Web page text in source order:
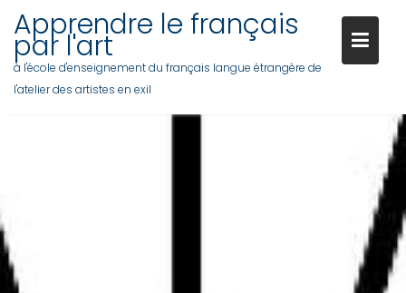
content
Apprendre le français
par l'art
à l'école d'enseignement du français langue étrangère de
l'atelier des artistes en exil